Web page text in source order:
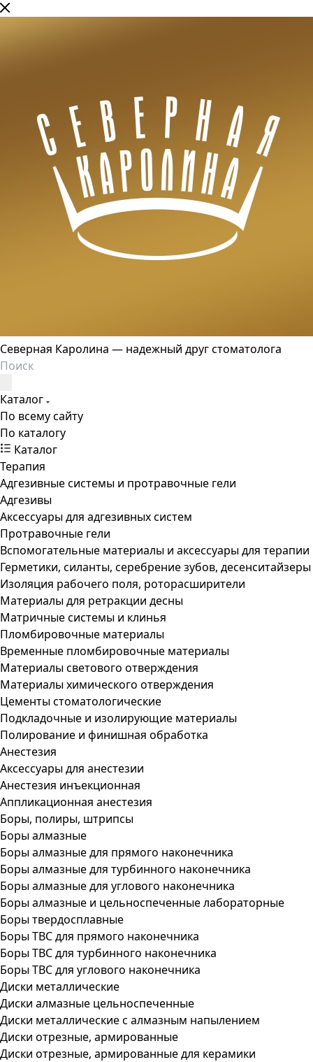
Северная Каролина — надежный друг стоматолога
Каталог
По всему сайту
По каталогу
Каталог
Терапия
Адгезивные системы и протравочные гели
Адгезивы
Аксессуары для адгезивных систем
Протравочные гели
Вспомогательные материалы и аксессуары для терапии
Герметики, силанты, серебрение зубов, десенситайзеры
Изоляция рабочего поля, роторасширители
Материалы для ретракции десны
Матричные системы и клинья
Пломбировочные материалы
Временные пломбировочные материалы
Материалы светового отверждения
Материалы химического отверждения
Цементы стоматологические
Подкладочные и изолирующие материалы
Полирование и финишная обработка
Анестезия
Аксессуары для анестезии
Анестезия инъекционная
Аппликационная анестезия
Боры, полиры, штрипсы
Боры алмазные
Боры алмазные для прямого наконечника
Боры алмазные для турбинного наконечника
Боры алмазные для углового наконечника
Боры алмазные и цельноспеченные лабораторные
Боры твердосплавные
Боры ТВС для прямого наконечника
Боры ТВС для турбинного наконечника
Боры ТВС для углового наконечника
Диски металлические
Диски алмазные цельноспеченные
Диски металлические с алмазным напылением
Диски отрезные, армированные
Диски отрезные, армированные для керамики